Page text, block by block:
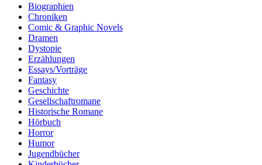
Biographien
Chroniken
Comic & Graphic Novels
Dramen
Dystopie
Erzählungen
Essays/Vorträge
Fantasy
Geschichte
Gesellschaftromane
Historische Romane
Hörbuch
Horror
Humor
Jugendbücher